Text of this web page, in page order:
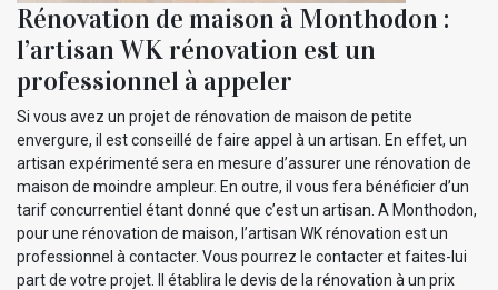
Rénovation de maison à Monthodon :
l’artisan WK rénovation est un
professionnel à appeler
Si vous avez un projet de rénovation de maison de petite
envergure, il est conseillé de faire appel à un artisan. En effet, un
artisan expérimenté sera en mesure d’assurer une rénovation de
maison de moindre ampleur. En outre, il vous fera bénéficier d’un
tarif concurrentiel étant donné que c’est un artisan. A Monthodon,
pour une rénovation de maison, l’artisan WK rénovation est un
professionnel à contacter. Vous pourrez le contacter et faites-lui
part de votre projet. Il établira le devis de la rénovation à un prix